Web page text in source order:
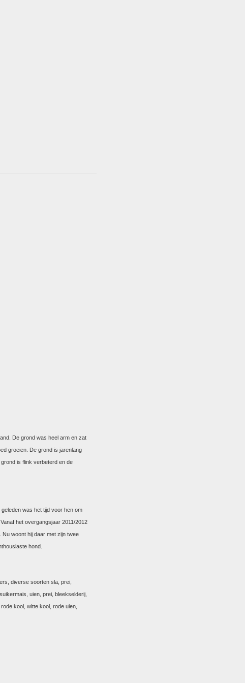
De grond was heel arm en zat
groeien. De grond is jarenlang
is flink verbeterd en de
was het tijd voor hen om
het overgangsjaar 2011/2012
woont hij daar met zijn twee
hond.
diverse soorten sla, prei,
uien, prei, bleekselderij,
kool, witte kool, rode uien,